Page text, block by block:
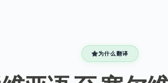
为什么翻译